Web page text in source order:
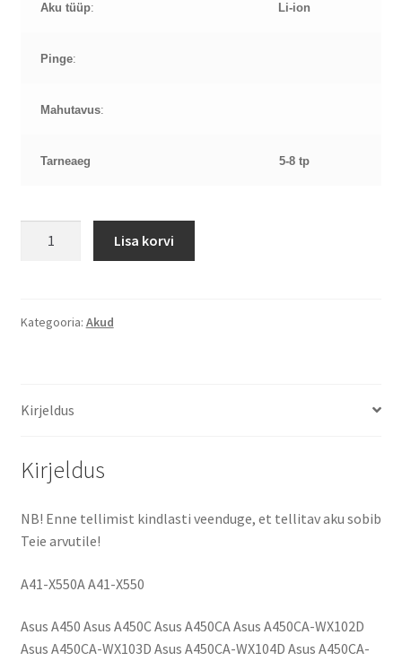
Aku tüüp: Li-ion
Pinge:
Mahutavus:
Tarneaeg 5-8 tp
6,8Ah
Lisa korvi
Kategooria: Akud
Kirjeldus
Kirjeldus
NB! Enne tellimist kindlasti veenduge, et tellitav aku sobib
Teie arvutile!
A41-X550A A41-X550
Asus A450 Asus A450C Asus A450CA Asus A450CA-WX102D
Asus A450CA-WX103D Asus A450CA-WX104D Asus A450CA-